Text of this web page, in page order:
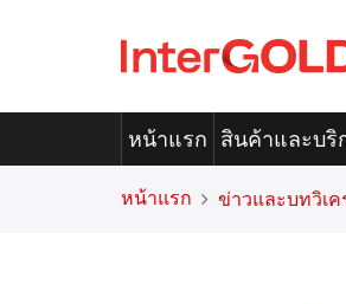
หน้าแรก สินค้าและบริ
หน้าแรก ข่าวและบทวิเค